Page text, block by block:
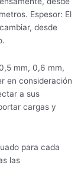
Espesor: El
desde
mm, 0,6 mm,
en consideración
a sus
cargas y
para cada
las